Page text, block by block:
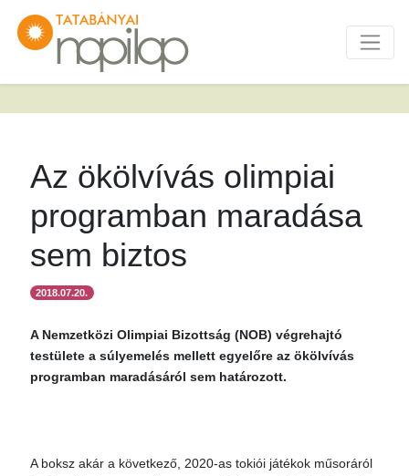
Az ökölvívás olimpiai
programban maradása
sem biztos
2018.07.20.
A Nemzetközi Olimpiai Bizottság (NOB) végrehajtó
testülete a súlyemelés mellett egyelőre az ökölvívás
programban maradásáról sem határozott.
A boksz akár a következő, 2020-as tokiói játékok műsoráról